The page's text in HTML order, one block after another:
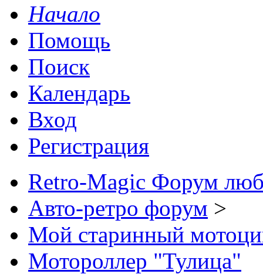
Начало
Помощь
Поиск
Календарь
Вход
Регистрация
Retro-Magic Форум
Авто-ретро форум >
Мой старинный
Мотороллер "Тулица"